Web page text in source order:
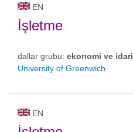
EN
İşletme
dallar grubu: ekonomi ve idari
University of Greenwich
EN